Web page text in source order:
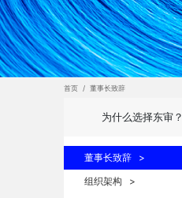
首页 /董事长致辞
为什么选择东审？
董事长致辞 >
组织架构 >